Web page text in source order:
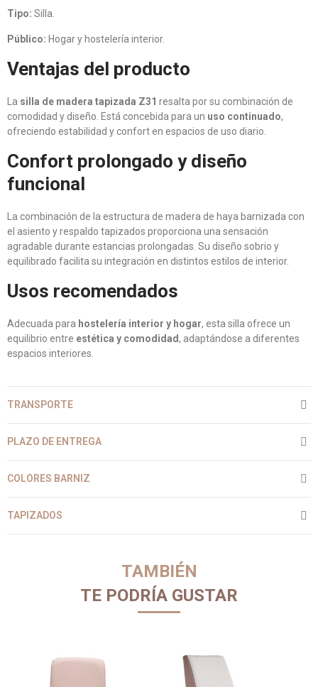
Tipo: Silla.
Público: Hogar y hostelería interior.
Ventajas del producto
La silla de madera tapizada Z31 resalta por su combinación de
comodidad y diseño. Está concebida para un uso continuado,
ofreciendo estabilidad y confort en espacios de uso diario.
Confort prolongado y diseño
funcional
La combinación de la estructura de madera de haya barnizada con
el asiento y respaldo tapizados proporciona una sensación
agradable durante estancias prolongadas. Su diseño sobrio y
equilibrado facilita su integración en distintos estilos de interior.
Usos recomendados
Adecuada para hostelería interior y hogar, esta silla ofrece un
equilibrio entre estética y comodidad, adaptándose a diferentes
espacios interiores.
TRANSPORTE
PLAZO DE ENTREGA
COLORES BARNIZ
TAPIZADOS
TAMBIÉN
TE PODRÍA GUSTAR